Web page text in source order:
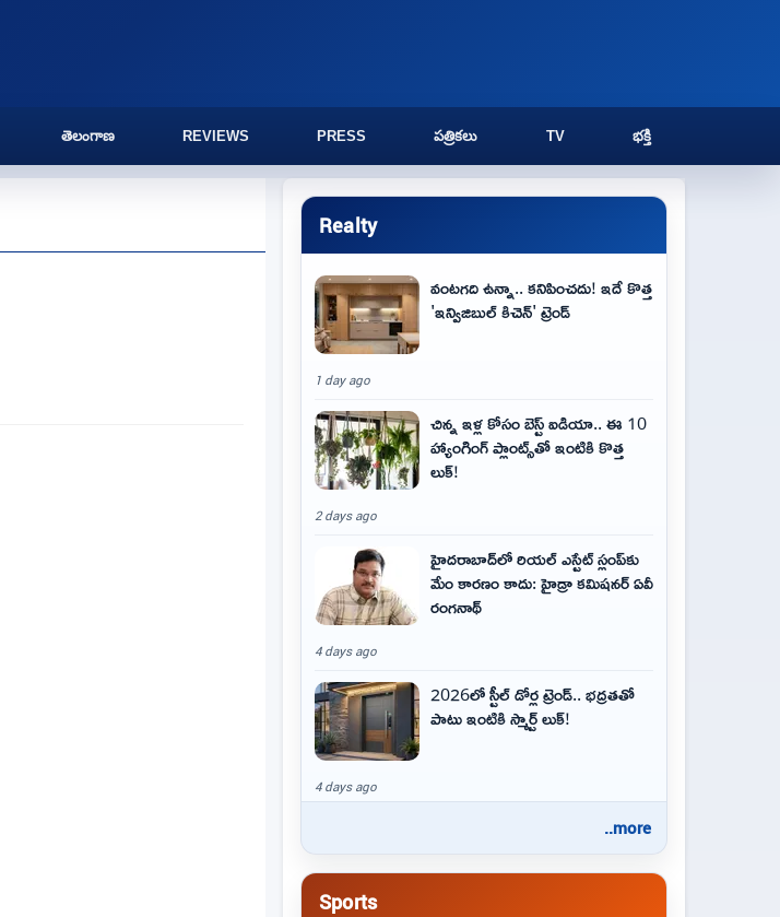
తెలంగాణ REVIEWS PRESS పత్రికలు TV భక్తి
Realty
వంటగది ఉన్నా.. కనిపించదు! ఇదే కొత్త
'ఇన్విజిబుల్ కిచెన్' ట్రెండ్
1 day ago
చిన్న ఇళ్ల కోసం బెస్ట్ ఐడియా.. ఈ 10
హ్యాంగింగ్ ప్లాంట్స్‌తో ఇంటికి కొత్త
లుక్!
2 days ago
హైదరాబాద్‌లో రియల్ ఎస్టేట్ స్లంప్‌కు
మేం కారణం కాదు: హైడ్రా కమిషనర్ ఏవీ
రంగనాథ్
4 days ago
2026లో స్టీల్ డోర్ల ట్రెండ్.. భద్రతతో
పాటు ఇంటికి స్మార్ట్ లుక్!
4 days ago
..more
Sports